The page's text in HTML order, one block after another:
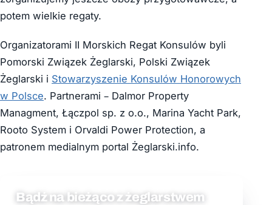
potem wielkie regaty.
Organizatorami II Morskich Regat Konsulów byli
Pomorski Związek Żeglarski, Polski Związek
Żeglarski i Stowarzyszenie Konsulów Honorowych
w Polsce. Partnerami – Dalmor Property
Managment, Łączpol sp. z o.o., Marina Yacht Park,
Rooto System i Orvaldi Power Protection, a
patronem medialnym portal Żeglarski.info.
Bądź na bieżąco z żeglarstwem